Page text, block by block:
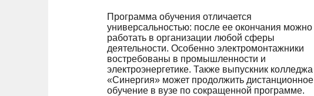
Программа обучения отличается
универсальностью: после ее окончания можно
работать в организации любой сферы
деятельности. Особенно электромонтажники
востребованы в промышленности и
электроэнергетике. Также выпускник колледжа
«Синергия» может продолжить дистанционное
обучение в вузе по сокращенной программе.